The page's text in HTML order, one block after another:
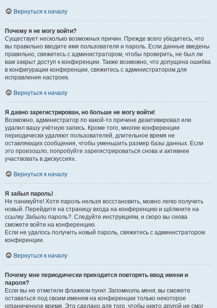
Вернуться к началу
Почему я не могу войти?
Существует несколько возможных причин. Прежде всего убедитесь, что
вы правильно вводите имя пользователя и пароль. Если данные введены
правильно, свяжитесь с администратором, чтобы проверить, не был ли
вам закрыт доступ к конференции. Также возможно, что допущена ошибка
в конфигурации конференции, свяжитесь с администратором для
исправления настроек.
Вернуться к началу
Я давно зарегистрирован, но больше не могу войти!
Возможно, администратор по какой-то причине деактивировал или
удалил вашу учётную запись. Кроме того, многие конференции
периодически удаляют пользователей, длительное время не
оставляющих сообщения, чтобы уменьшить размер базы данных. Если
это произошло, попробуйте зарегистрироваться снова и активнее
участвовать в дискуссиях.
Вернуться к началу
Я забыл пароль!
Не паникуйте! Хотя пароль нельзя восстановить, можно легко получить
новый. Перейдите на страницу входа на конференцию и щёлкните на
ссылку Забыли пароль?. Следуйте инструкциям, и скоро вы снова
сможете войти на конференцию.
Если не удалось получить новый пароль, свяжитесь с администратором
конференции.
Вернуться к началу
Почему мне периодически приходится повторять ввод имени и
пароля?
Если вы не отметили флажком пункт Запомнить меня, вы сможете
оставаться под своим именем на конференции только некоторое
ограниченное время. Это сделано для того, чтобы никто другой не смог